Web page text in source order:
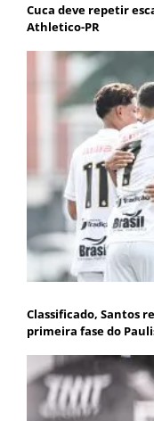
Cuca deve repetir
Athletico-PR
Classificado, Santos
primeira fase do